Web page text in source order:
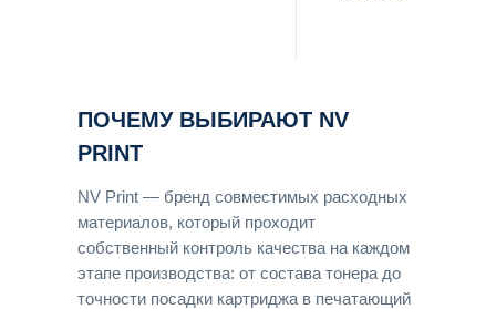
ПОЧЕМУ ВЫБИРАЮТ NV
PRINT
NV Print — бренд совместимых расходных
материалов, который проходит
собственный контроль качества на каждом
этапе производства: от состава тонера до
точности посадки картриджа в печатающий